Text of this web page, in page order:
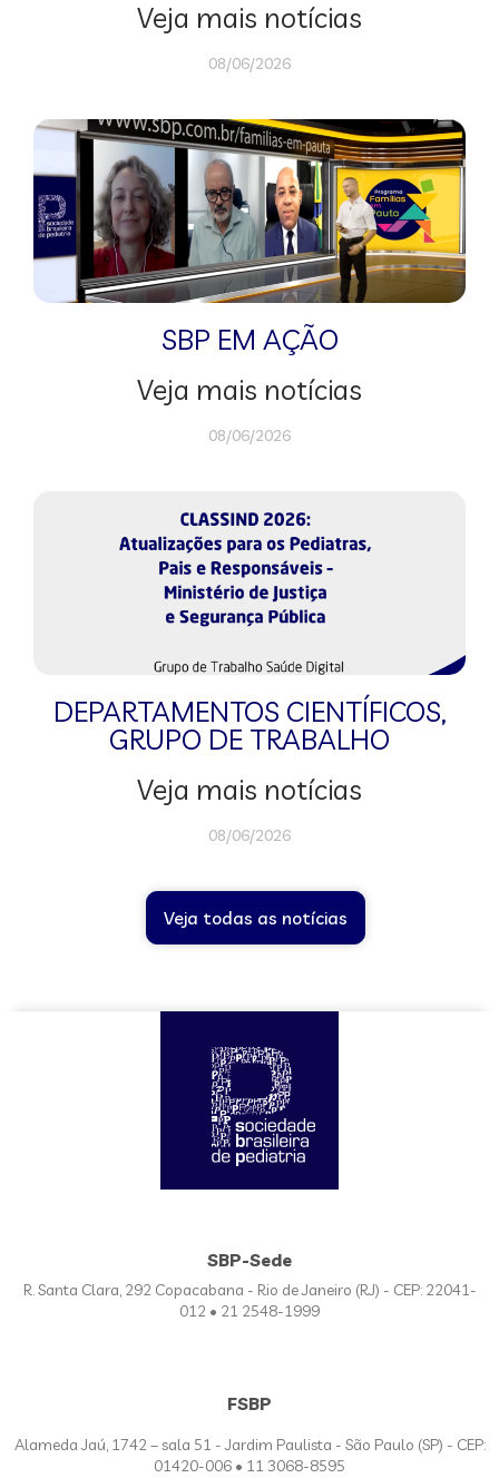
Veja mais notícias
08/06/2026
SBP EM AÇÃO
Veja mais notícias
08/06/2026
DEPARTAMENTOS CIENTÍFICOS,
GRUPO DE TRABALHO
Veja mais notícias
08/06/2026
Veja todas as notícias
SBP-Sede
R. Santa Clara, 292 Copacabana - Rio de Janeiro (RJ) - CEP: 22041-
012 • 21 2548-1999
FSBP
Alameda Jaú, 1742 – sala 51 - Jardim Paulista - São Paulo (SP) - CEP:
01420-006 • 11 3068-8595